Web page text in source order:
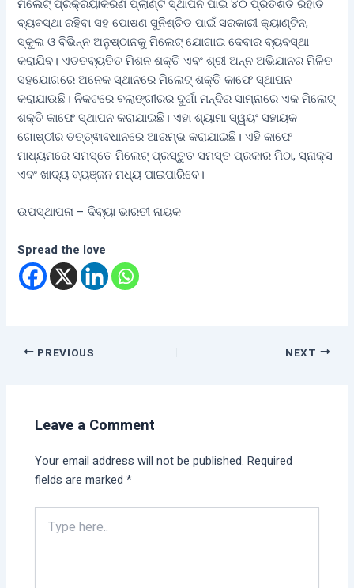
ମିଲେଟ୍ ପ୍ରକ୍ରିୟାକରଣ ପ୍ଲାଣ୍ଟ ସ୍ଥାପନ ପାଇଁ ୪୦ ପ୍ରତିଶତ ରିହାତି
ବ୍ୟବସ୍ଥା ରହିବା ସହ ପୋଷଣ ସୁନିଶ୍ଚିତ ପାଇଁ ସରକାରୀ କ୍ୟାଣ୍ଟିନ,
ସ୍କୁଲ ଓ ବିଭିନ୍ନ ଅନୁଷ୍ଠାନକୁ ମିଲେଟ୍ ଯୋଗାଇ ଦେବାର ବ୍ୟବସ୍ଥା
କରାଯିବ। ଏତତବ୍ୟତିତ ମିଶନ ଶକ୍ତି ଏବଂ ଶ୍ରୀ ଅନ୍ନ ଅଭିଯାନର ମିଳିତ
ସହଯୋଗରେ ଅନେକ ସ୍ଥାନରେ ମିଲେଟ୍ ଶକ୍ତି କାଫେ ସ୍ଥାପନ
କରାଯାଉଛି। ନିକଟରେ ବଲାଙ୍ଗୀରର ଦୁର୍ଗା ମନ୍ଦିର ସାମ୍ନାରେ ଏକ ମିଲେଟ୍
ଶକ୍ତି କାଫେ ସ୍ଥାପନ କରାଯାଇଛି। ଏହା ଶ୍ୟାମା ସ୍ୱୟଂ ସହାୟକ
ଗୋଷ୍ଠୀର ତତ୍ତ୍ଵାବଧାନରେ ଆରମ୍ଭ କରାଯାଇଛି। ଏହି କାଫେ
ମାଧ୍ୟମରେ ସମସ୍ତେ ମିଲେଟ୍ ପ୍ରସ୍ତୁତ ସମସ୍ତ ପ୍ରକାର ମିଠା, ସ୍ନାକ୍ସ
ଏବଂ ଖାଦ୍ୟ ବ୍ୟଞ୍ଜନ ମଧ୍ୟ ପାଇପାରିବେ।
ଉପସ୍ଥାପନା – ଦିବ୍ୟା ଭାରତୀ ନାୟକ
Spread the love
PREVIOUS NEXT
Leave a Comment
Your email address will not be published. Required
fields are marked*
here..